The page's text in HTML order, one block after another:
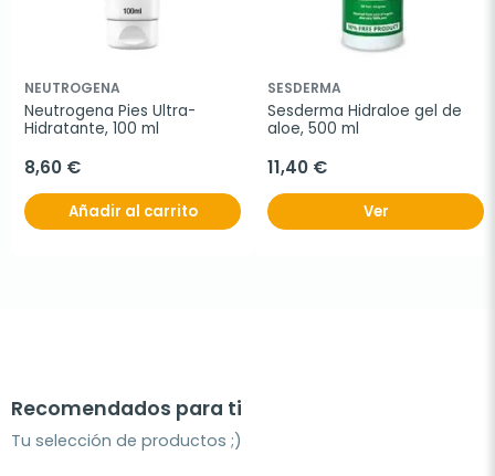
NEUTROGENA
Neutrogena Pies Ultra-
Hidratante, 100 ml
8,60 €
Añadir al carrito
SESDERMA
Sesderma Hidraloe gel de
aloe, 500 ml
11,40 €
Ver
Recomendados para ti
Tu selección de productos ;)